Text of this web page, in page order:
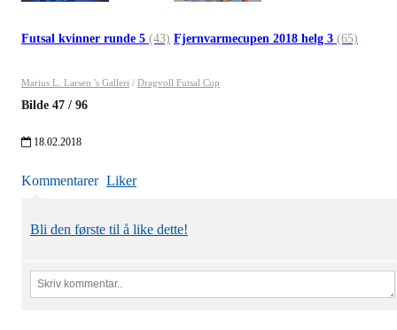
Futsal kvinner runde 5 (43) Fjernvarmecupen 2018 helg 3 (65)
Marius L. Larsen 's Galleri / Dragvoll Futsal Cup
Bilde 47 / 96
18.02.2018
Kommentarer Liker
Bli den første til å like dette!